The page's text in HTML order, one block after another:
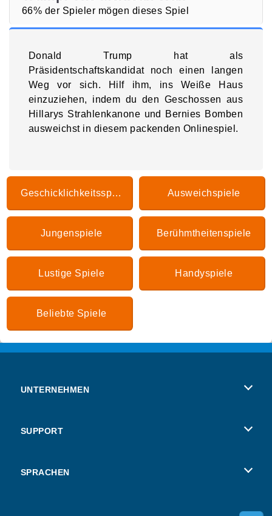
66% der Spieler mögen dieses Spiel
Donald Trump hat als
Präsidentschaftskandidat noch einen langen
Weg vor sich. Hilf ihm, ins Weiße Haus
einzuziehen, indem du den Geschossen aus
Hillarys Strahlenkanone und Bernies Bomben
ausweichst in diesem packenden Onlinespiel.
Geschicklichkeitsspiele Ausweichspiele
Jungenspiele Berühmtheitenspiele
Lustige Spiele Handyspiele
Beliebte Spiele
UNTERNEHMEN
SUPPORT
SPRACHEN